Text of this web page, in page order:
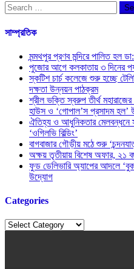
Search
for:
সাম্প্রতিক
মন্মথপুর প্রণব মন্দিরে পালিত হল
পুজোর আগে কলকাতায় ৩ দিনের
স্কটিশ চার্চ কলেজে শুরু হচ্ছে
দক্ষতা উন্নয়ন পাঠক্রম
শ্রীল ভক্তি স্বরুপ তীর্থ
হাউস ও ‘গোপাল’স প্রসাদম হল’
ঐতিহ্য ও আধুনিকতার মেলবন্ধনে
‘ওগিলভি বিল্ডিং’
বাগবাজার গৌড়ীয় মঠে শুরু
অক্ষয় তৃতীয়ায় বিশেষ অফার, ২১
ফুড ডেলিভারি অ্যাপের আদলে
উদ্যোগ
Categories
Categories